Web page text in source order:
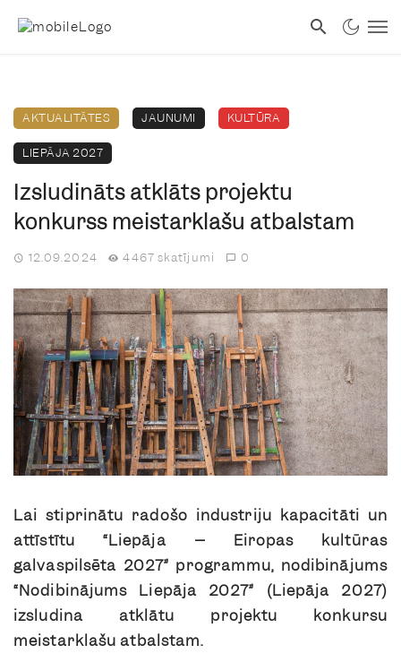
AKTUALITĀTES JAUNUMI KULTŪRA
LIEPĀJA 2027
Izsludināts atklāts projektu
konkurss meistarklašu atbalstam
12.09.2024 4467 skatījumi 0
Lai stiprinātu radošo industriju kapacitāti un
attīstītu “Liepāja – Eiropas kultūras
galvaspilsēta 2027” programmu, nodibinājums
“Nodibinājums Liepāja 2027” (Liepāja 2027)
izsludina atklātu projektu konkursu
meistarklašu atbalstam.